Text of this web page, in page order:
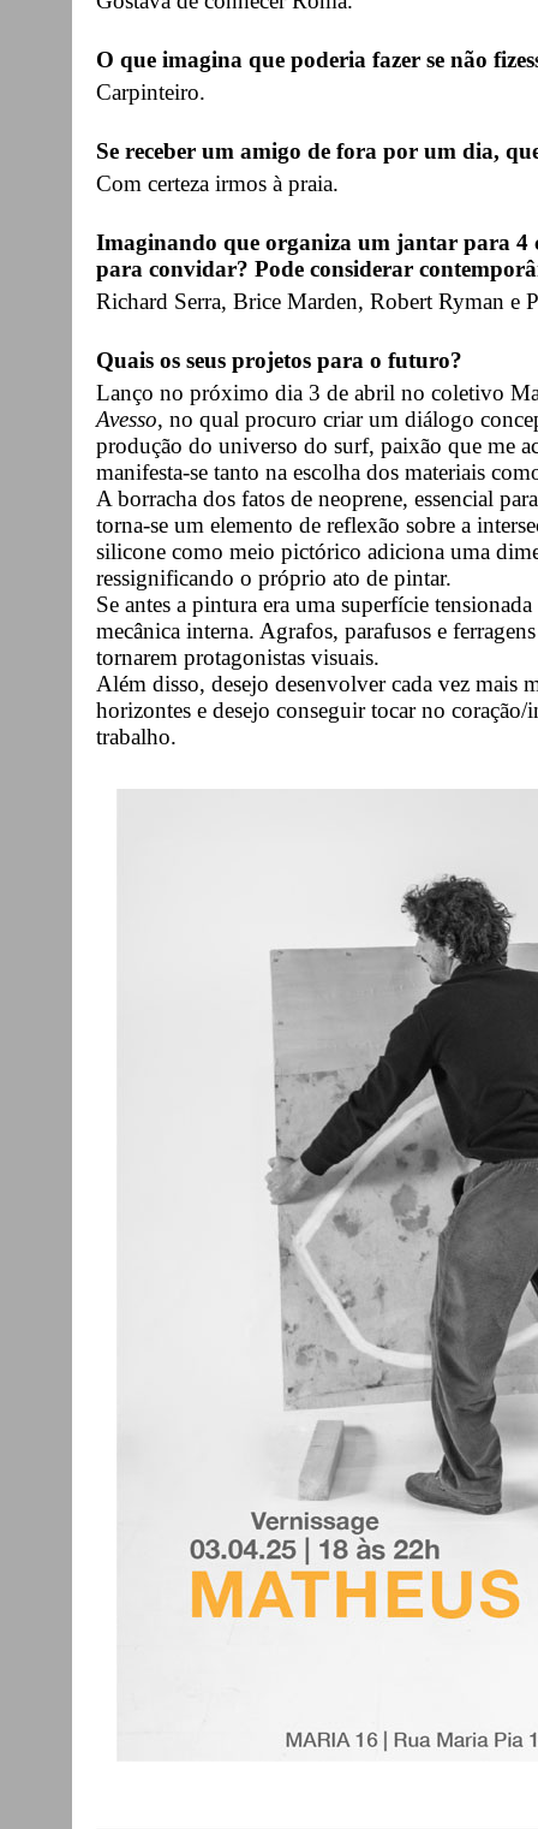
O que imagina que poderia fazer se não
Carpinteiro.
Se receber um amigo de fora por um dia,
Com certeza irmos à praia.
Imaginando que organiza um jantar para 4
para convidar? Pode considerar
Richard Serra, Brice Marden, Robert Ryman e
Quais os seus projetos para o futuro?
Lanço no próximo dia 3 de abril no coletivo
Avesso, no qual procuro criar um diálogo
produção do universo do surf, paixão que me
manifesta-se tanto na escolha dos materiais
A borracha dos fatos de neoprene, essencial
torna-se um elemento de reflexão sobre a
silicone como meio pictórico adiciona uma
ressignificando o próprio ato de pintar.
Se antes a pintura era uma superfície
mecânica interna. Agrafos, parafusos e
tornarem protagonistas visuais.
Além disso, desejo desenvolver cada vez mais
horizontes e desejo conseguir tocar no
trabalho.